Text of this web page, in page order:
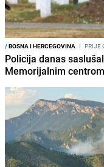
/BOSNA I HERCEGOVINA I PRIJE
Policija danas
Memorijalnim